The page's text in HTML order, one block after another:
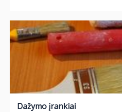
Dažymo įrankiai